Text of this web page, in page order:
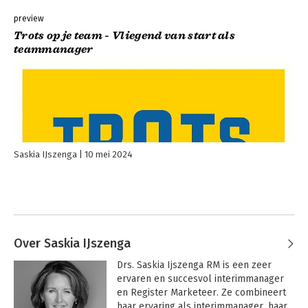
preview
Trots op je team - Vliegend van start als
teammanager
Saskia IJszenga 10 mei 2024
Over Saskia IJszenga
Drs. Saskia Ijszenga RM is een zeer
ervaren en succesvol interimmanager
en Register Marketeer. Ze combineert